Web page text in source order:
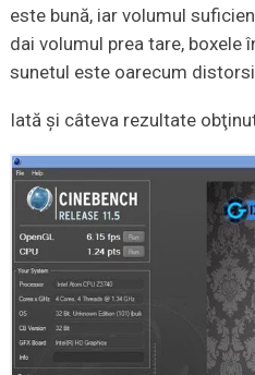
este bună, iar volumul
dai volumul prea tare, boxele
sunetul este oarecum
Iată şi câteva rezultate